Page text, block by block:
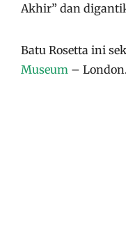
Akhir” dan
Batu Rosetta ini
Museum – London.